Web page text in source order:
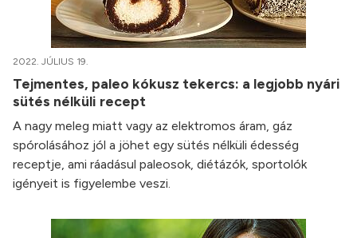
2022. JÚLIUS 19.
Tejmentes, paleo kókusz tekercs: a legjobb nyári
sütés nélküli recept
A nagy meleg miatt vagy az elektromos áram, gáz
spórolásához jól a jöhet egy sütés nélküli édesség
receptje, ami ráadásul paleosok, diétázók, sportolók
igényeit is figyelembe veszi.